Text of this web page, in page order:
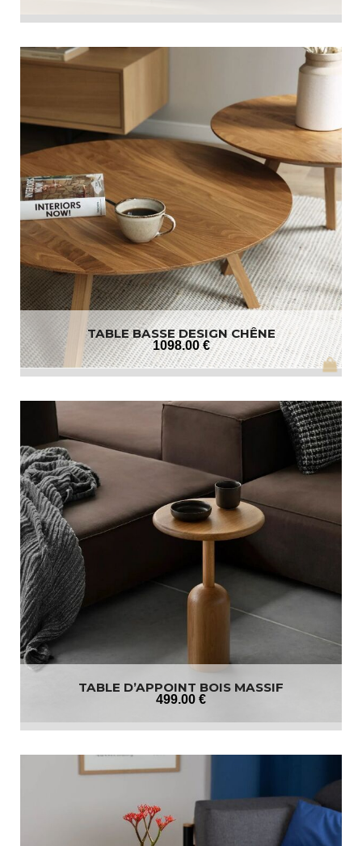
TABLE BASSE DESIGN CHÊNE
1098.00 €
TABLE D’APPOINT BOIS MASSIF
499.00 €